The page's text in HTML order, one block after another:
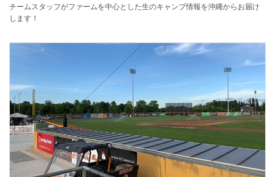
チームスタッフがファームを中心とした生のキャンプ情報を沖縄からお届け
します！